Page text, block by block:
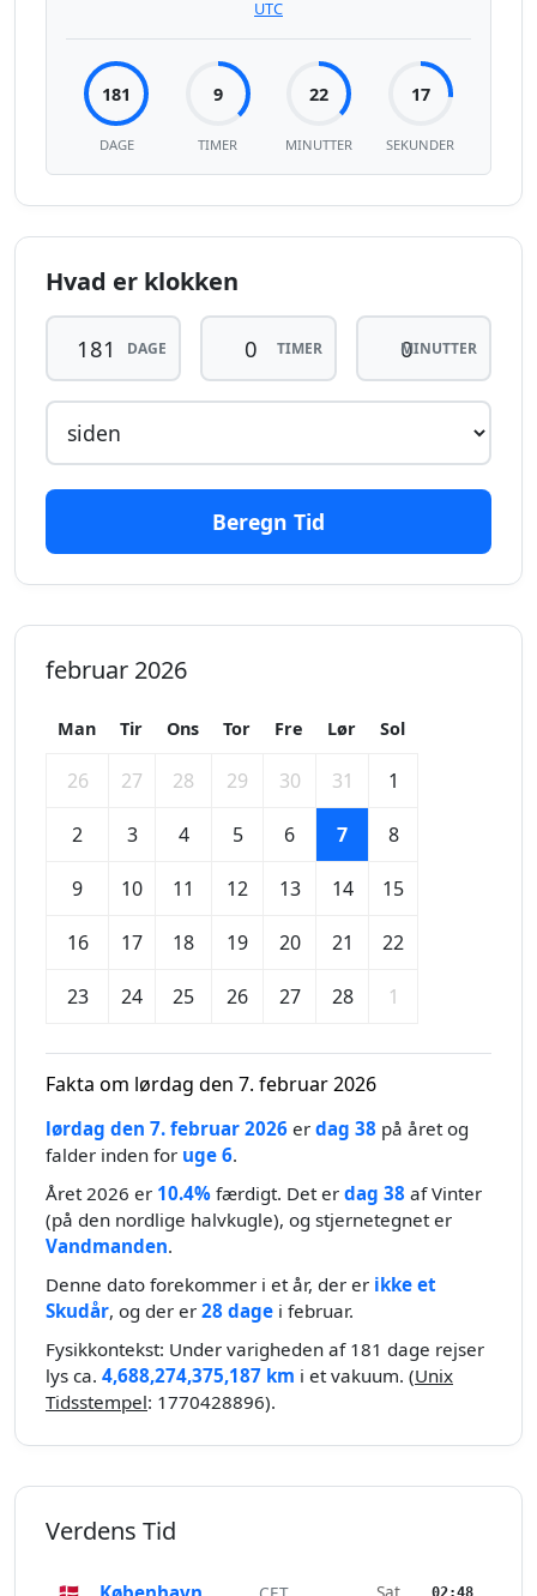
UTC
181
DAGE
9
TIMER
22
MINUTTER
17
SEKUNDER
Hvad er klokken
DAGE TIMER MINUTTER
Beregn Tid
februar 2026
Man Tir Ons Tor Fre Lør Sol
26 27 28 29 30 31 1
2 3 4 5 6 7 8
9 10 11 12 13 14 15
16 17 18 19 20 21 22
23 24 25 26 27 28 1
Fakta om lørdag den 7. februar 2026
lørdag den 7. februar 2026 er dag 38 på året og
falder inden for uge 6.
Året 2026 er 10.4% færdigt. Det er dag 38 af Vinter
(på den nordlige halvkugle), og stjernetegnet er
Vandmanden.
Denne dato forekommer i et år, der er ikke et
Skudår, og der er 28 dage i februar.
Fysikkontekst: Under varigheden af 181 dage rejser
lys ca. 4,688,274,375,187 km i et vakuum. (Unix
Tidsstempel: 1770428896).
Verdens Tid